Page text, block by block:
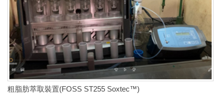
粗脂肪萃取裝置(FOSS ST255 Soxtec™)